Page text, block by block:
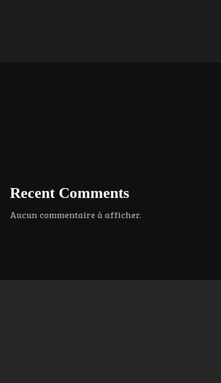
Recent Comments
Aucun commentaire à afficher.